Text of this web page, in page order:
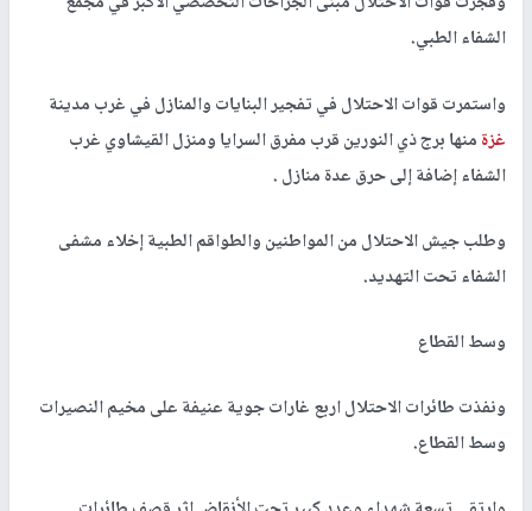
الشفاء الطبي.
واستمرت قوات الاحتلال في تفجير البنايات والمنازل في غرب مدينة
غزةمنها برج ذي النورين قرب مفرق السرايا ومنزل القيشاوي غرب
الشفاء إضافة إلى حرق عدة منازل .
وطلب جيش الاحتلال من المواطنين والطواقم الطبية إخلاء مشفى
الشفاء تحت التهديد.
وسط القطاع
ونفذت طائرات الاحتلال اربع غارات جوية عنيفة على مخيم النصيرات
وسط القطاع.